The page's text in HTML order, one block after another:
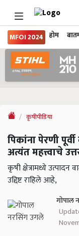
MFOI 2024 होम
कृषीपीडिया
पिकांना पेरणी
अत्यंत महत्त्वाचे
कृषी क्षेत्रामध्ये
उद्दिष्ट राहिले आहे,
गोपाल